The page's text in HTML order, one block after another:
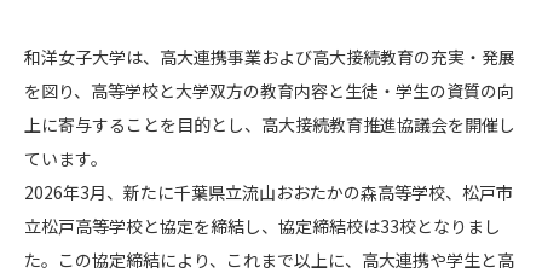
和洋女子大学は、高大連携事業および高大接続教育の充実・発展
を図り、高等学校と大学双方の教育内容と生徒・学生の資質の向
上に寄与することを目的とし、高大接続教育推進協議会を開催し
ています。
2026年3月、新たに千葉県立流山おおたかの森高等学校、松戸市
立松戸高等学校と協定を締結し、協定締結校は33校となりまし
た。この協定締結により、これまで以上に、高大連携や学生と高